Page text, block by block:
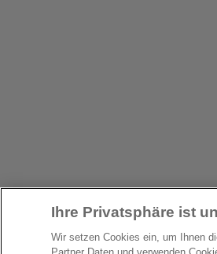
Ihre Privatsphäre ist
Wir setzen Cookies ein, um Ihnen